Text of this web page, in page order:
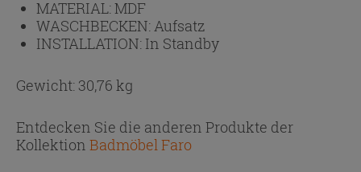
MATERIAL:MDF
WASCHBECKEN:Aufsatz
INSTALLATION: In Standby
Gewicht: 30,76 kg
Entdecken Sie die anderen Produkte der
Kollektion Badmöbel Faro